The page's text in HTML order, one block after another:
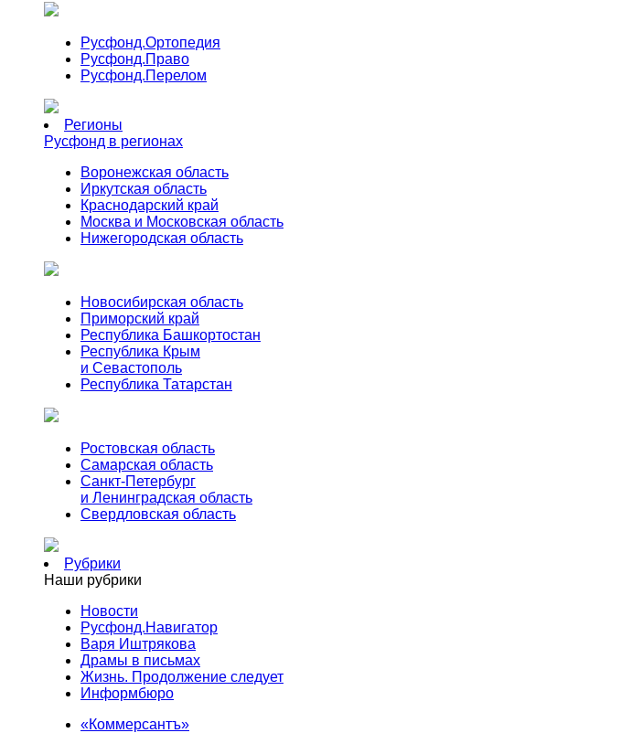
Русфонд.Ортопедия
Русфонд.Право
Русфонд.Перелом
Регионы
Русфонд в регионах
Воронежская область
Иркутская область
Краснодарский край
Москва и Московская область
Нижегородская область
Новосибирская область
Приморский край
Республика Башкортостан
Республика Крым
и Севастополь
Республика Татарстан
Ростовская область
Самарская область
Санкт-Петербург
и Ленинградская область
Свердловская область
Рубрики
Наши рубрики
Новости
Русфонд.Навигатор
Варя Иштрякова
Драмы в письмах
Жизнь. Продолжение следует
Информбюро
«Коммерсантъ»